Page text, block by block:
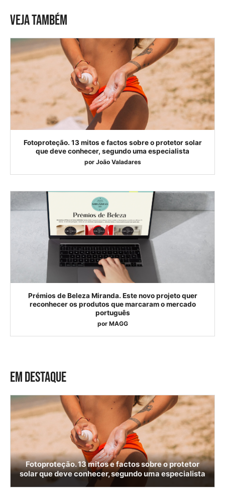
VEJA TAMBÉM
Fotoproteção. 13 mitos e factos sobre o protetor solar
que deve conhecer, segundo uma especialista
por João Valadares
Prémios de Beleza Miranda. Este novo projeto quer
reconhecer os produtos que marcaram o mercado
português
por MAGG
EM DESTAQUE
Fotoproteção. 13 mitos e factos sobre o protetor
solar que deve conhecer, segundo uma especialista